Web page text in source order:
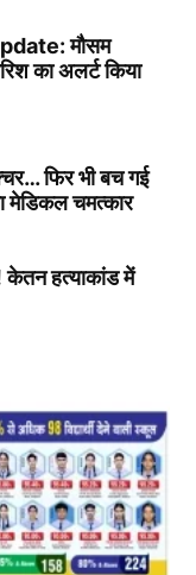
मौसम
का अलर्ट किया
फिर भी बच गई
मेडिकल चमत्कार
हत्याकांड में